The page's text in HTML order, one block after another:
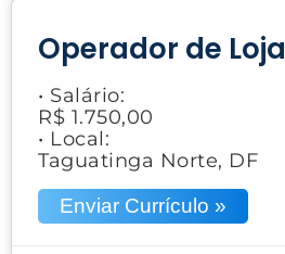
Operador de Loja
• Salário:
R$ 1.750,00
• Local:
Taguatinga Norte, DF
Enviar Currículo »